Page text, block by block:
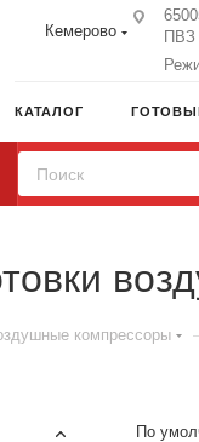
Кемерово
ПВЗ
КАТАЛОГ
компрессоры
По